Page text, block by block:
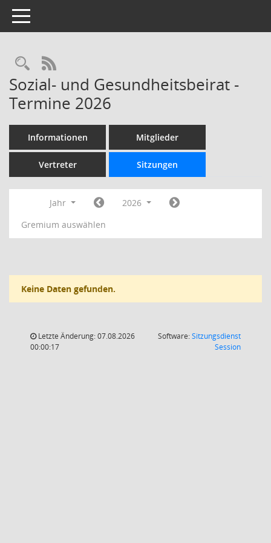
Toggle navigation
Rechercheauswahl
RSS-Feed
Sozial- und Gesundheitsbeirat -
Termine 2026
Informationen Mitglieder
Vertreter Sitzungen
Jahr
2026
Gremium auswählen
Keine Daten gefunden.
Letzte Änderung: 07.08.2026
00:00:17
Software:Sitzungsdienst
Session(Wird in